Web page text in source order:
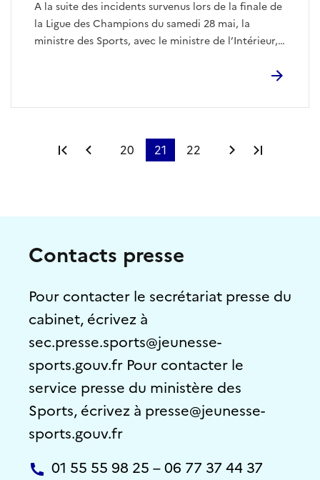
A la suite des incidents survenus lors de la finale de
la Ligue des Champions du samedi 28 mai, la
ministre des Sports, avec le ministre de l’Intérieur,
Première page
Page précédente
20 21 22 Page suivante
Contacts presse
Pour contacter le secrétariat presse du
cabinet, écrivez à
sec.presse.sports@jeunesse-
sports.gouv.fr Pour contacter le
service presse du ministère des
Sports, écrivez à presse@jeunesse-
sports.gouv.fr
01 55 55 98 25 – 06 77 37 44 37